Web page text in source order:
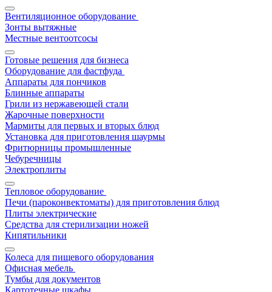
Вентиляционное оборудование
Зонты вытяжные
Местные вентоотсосы
Готовые решения для бизнеса
Оборудование для фастфуда
Аппараты для пончиков
Блинные аппараты
Грили из нержавеющей стали
Жарочные поверхности
Мармиты для первых и вторых блюд
Установка для приготовления шаурмы
Фритюрницы промышленные
Чебуречницы
Электроплиты
Тепловое оборудование
Печи (пароконвектоматы) для приготовления блюд
Плиты электрические
Средства для стерилизации ножей
Кипятильники
Колеса для пищевого оборудования
Офисная мебель
Тумбы для документов
Картотечные шкафы